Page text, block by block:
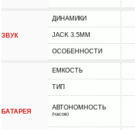
ЗВУК
ДИНАМИКИ
JACK 3.5MM
ОСОБЕННОСТИ
БАТАРЕЯ
ЕМКОСТЬ
ТИП
АВТОНОМНОСТЬ
(часов)